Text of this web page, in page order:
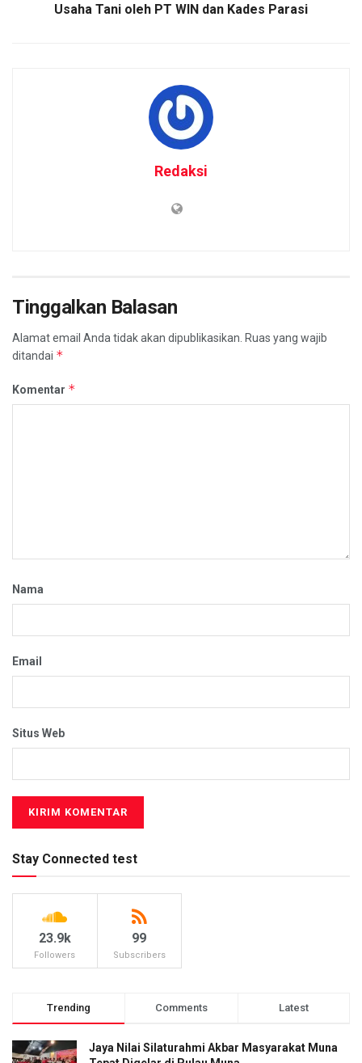
Usaha Tani oleh PT WIN dan Kades Parasi
Redaksi
Tinggalkan Balasan
Alamat email Anda tidak akan dipublikasikan. Ruas yang wajib
ditandai *
Komentar *
Nama
Email
Situs Web
Stay Connected test
23.9k
Followers
99
Subscribers
Trending Comments Latest
Jaya Nilai Silaturahmi Akbar Masyarakat Muna